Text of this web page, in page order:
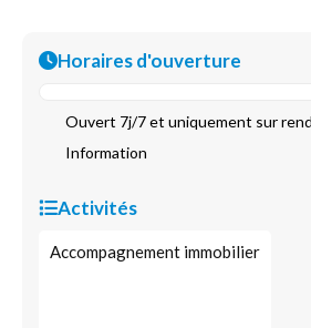
Horaires d'ouverture
Ouvert 7j/7 et uniquement sur
Information
Activités
Accompagnement immobilier